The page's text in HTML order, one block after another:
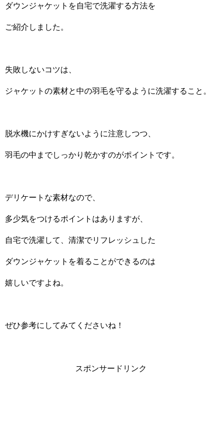
ダウンジャケットを自宅で洗濯する方法を
ご紹介しました。
失敗しないコツは、
ジャケットの素材と中の羽毛を守るように洗濯すること。
脱水機にかけすぎないように注意しつつ、
羽毛の中までしっかり乾かすのがポイントです。
デリケートな素材なので、
多少気をつけるポイントはありますが、
自宅で洗濯して、清潔でリフレッシュした
ダウンジャケットを着ることができるのは
嬉しいですよね。
ぜひ参考にしてみてくださいね！
スポンサードリンク